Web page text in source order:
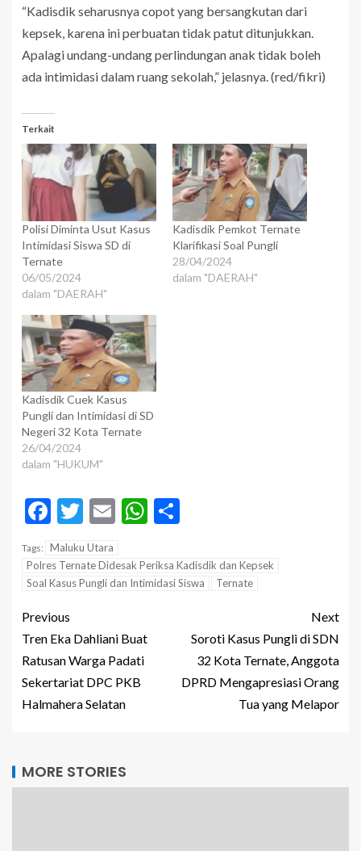
“Kadisdik seharusnya copot yang bersangkutan dari
kepsek, karena ini perbuatan tidak patut ditunjukkan.
Apalagi undang-undang perlindungan anak tidak boleh
ada intimidasi dalam ruang sekolah,” jelasnya. (red/fikri)
Terkait
Polisi Diminta Usut Kasus
Intimidasi Siswa SD di
Ternate
06/05/2024
dalam "DAERAH"
Kadisdik Pemkot Ternate
Klarifikasi Soal Pungli
28/04/2024
dalam "DAERAH"
Kadisdik Cuek Kasus
Pungli dan Intimidasi di SD
Negeri 32 Kota Ternate
26/04/2024
dalam "HUKUM"
Facebook
Twitter
EmailWhatsApp
Tags: Maluku Utara
Polres Ternate Didesak Periksa Kadisdik dan Kepsek
Soal Kasus Pungli dan Intimidasi Siswa
Ternate
Previous
Tren Eka Dahliani Buat
Ratusan Warga Padati
Sekertariat DPC PKB
Halmahera Selatan
Next
Soroti Kasus Pungli di SDN
32 Kota Ternate, Anggota
DPRD Mengapresiasi Orang
Tua yang Melapor
MORE STORIES